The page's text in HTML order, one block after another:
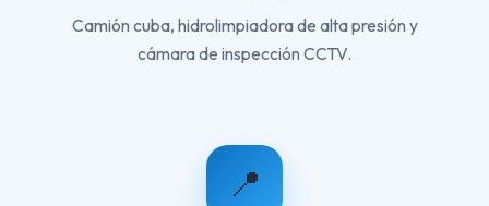
Camión cuba, hidrolimpiadora de alta presión y
cámara de inspección CCTV.
📍